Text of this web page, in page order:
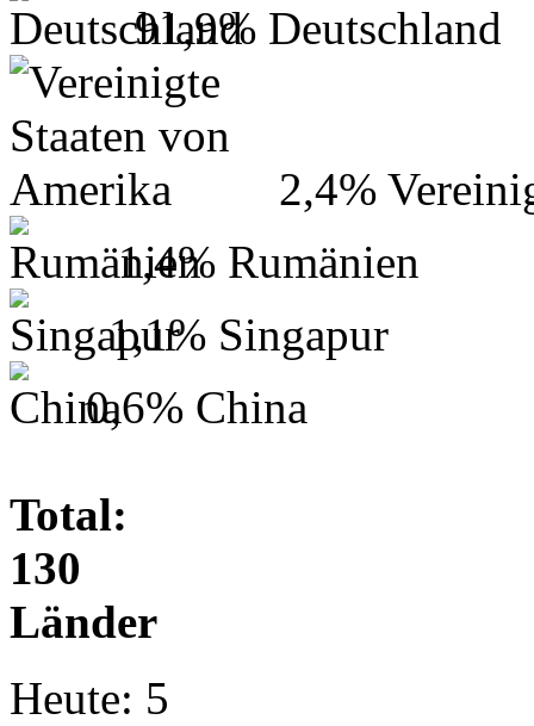
91,9% Deutschland
2,4%
1,4% Rumänien
1,1% Singapur
0,6% China
Total:
130
Länder
Heute: 5